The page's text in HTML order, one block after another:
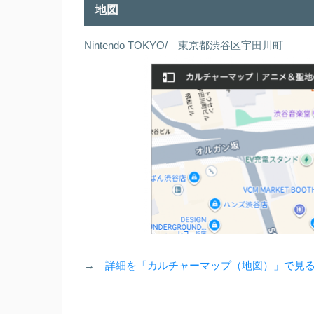
地図
Nintendo TOKYO/ 東京都渋谷区宇田川町
→ 詳細を「カルチャーマップ（地図）」で見